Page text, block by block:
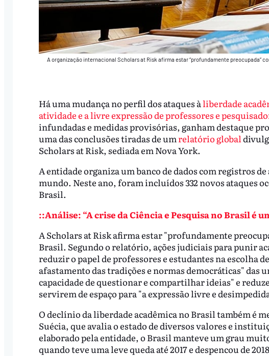
A organização internacional Scholars at Risk afirma estar “profundamente preocupada”
Há uma mudança no perfil dos ataques àliberdade
atividade e a livre expressão de professores e
infundadas e medidas provisórias, ganham destaque
uma das conclusões tiradas de umrelatório global
Scholars at Risk, sediada em Nova York.
A entidade organiza um banco de dados com registros
mundo. Neste ano, foram incluídos 332 novos ataques
Brasil.
::Análise: “A crise da Ciência e Pesquisa no Brasil é
A Scholars at Risk afirma estar "profundamente
Brasil. Segundo o relatório, ações judiciais para punir
reduzir o papel de professores e estudantes na escolha
afastamento das tradições e normas democráticas"
capacidade de questionar e compartilhar ideias" e
servirem de espaço para "a expressão livre e
O declínio da liberdade acadêmica no Brasil também é
Suécia, que avalia o estado de diversos valores e
elaborado pela entidade, o Brasil manteve um grau
quando teve uma leve queda até 2017 e despencou de